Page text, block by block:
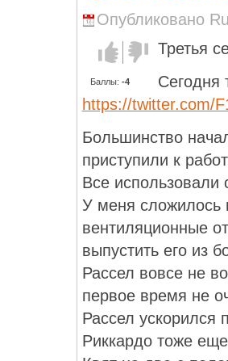
Опубликовано
Голос за!Голос
против!
Баллы: -4
Третья
Сегодня
https://twitter.com/
Большинство
приступили к
Все использовали
У меня сложилось
вентиляционные
выпустить его из
Рассел вовсе не
первое время не
Рассел ускорился
Риккардо тоже